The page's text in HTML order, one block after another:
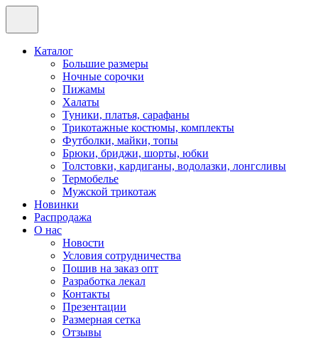
Каталог
Большие размеры
Ночные сорочки
Пижамы
Халаты
Туники, платья, сарафаны
Трикотажные костюмы, комплекты
Футболки, майки, топы
Брюки, бриджи, шорты, юбки
Толстовки, кардиганы, водолазки, лонгсливы
Термобелье
Мужской трикотаж
Новинки
Распродажа
О нас
Новости
Условия сотрудничества
Пошив на заказ опт
Разработка лекал
Контакты
Презентации
Размерная сетка
Отзывы